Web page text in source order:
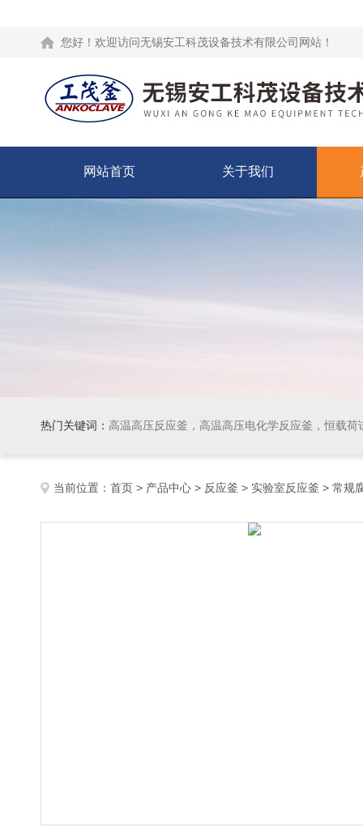
您好！欢迎访问无锡安工科茂设备技术有限公司网站！
网站首页 关于我们
热门关键词： 高温高压反应釜，高温高压电化学反应釜，恒载
当前位置： 首页 > 产品中心 > 反应釜 > 实验室反应釜 > 常规